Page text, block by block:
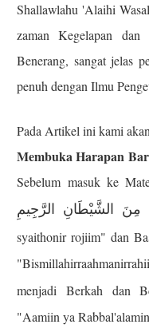
Shallawlahu 'Alaihi
zaman Kegelapan dan
Benerang, sangat jelas
penuh dengan Ilmu
Pada Artikel ini kami
Membuka Harapan
Sebelum masuk ke
مِنَ الشَّيْطَانِ الرَّجِيمِ
syaithonir rojiim" dan
menjadi Berkah dan
"Aamiin ya